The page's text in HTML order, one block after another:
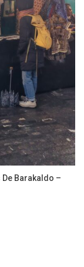
Barakaldo –